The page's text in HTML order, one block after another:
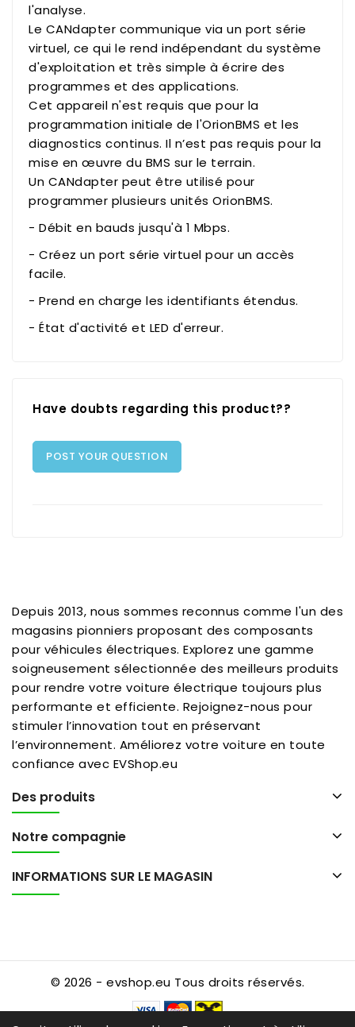
l'analyse.
Le CANdapter communique via un port série
virtuel, ce qui le rend indépendant du système
d'exploitation et très simple à écrire des
programmes et des applications.
Cet appareil n'est requis que pour la
programmation initiale de l'OrionBMS et les
diagnostics continus. Il n’est pas requis pour la
mise en œuvre du BMS sur le terrain.
Un CANdapter peut être utilisé pour
programmer plusieurs unités OrionBMS.
- Débit en bauds jusqu'à 1 Mbps.
- Créez un port série virtuel pour un accès
facile.
- Prend en charge les identifiants étendus.
- État d'activité et LED d'erreur.
Have doubts regarding this product??
POST YOUR QUESTION
Depuis 2013, nous sommes reconnus comme l'un des
magasins pionniers proposant des composants
pour véhicules électriques. Explorez une gamme
soigneusement sélectionnée des meilleurs produits
pour rendre votre voiture électrique toujours plus
performante et efficiente. Rejoignez-nous pour
stimuler l’innovation tout en préservant
l’environnement. Améliorez votre voiture en toute
confiance avec EVShop.eu
Des produits
Notre compagnie
INFORMATIONS SUR LE MAGASIN
© 2026 - evshop.eu Tous droits réservés.